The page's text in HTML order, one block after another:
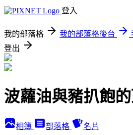
登入
我的部落格 我的部落格後台
登出
波蘿油與豬扒飽
相簿 部落格 名片